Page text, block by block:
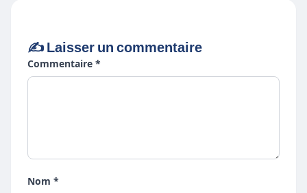
✍️ Laisser un commentaire
Commentaire *
Nom *